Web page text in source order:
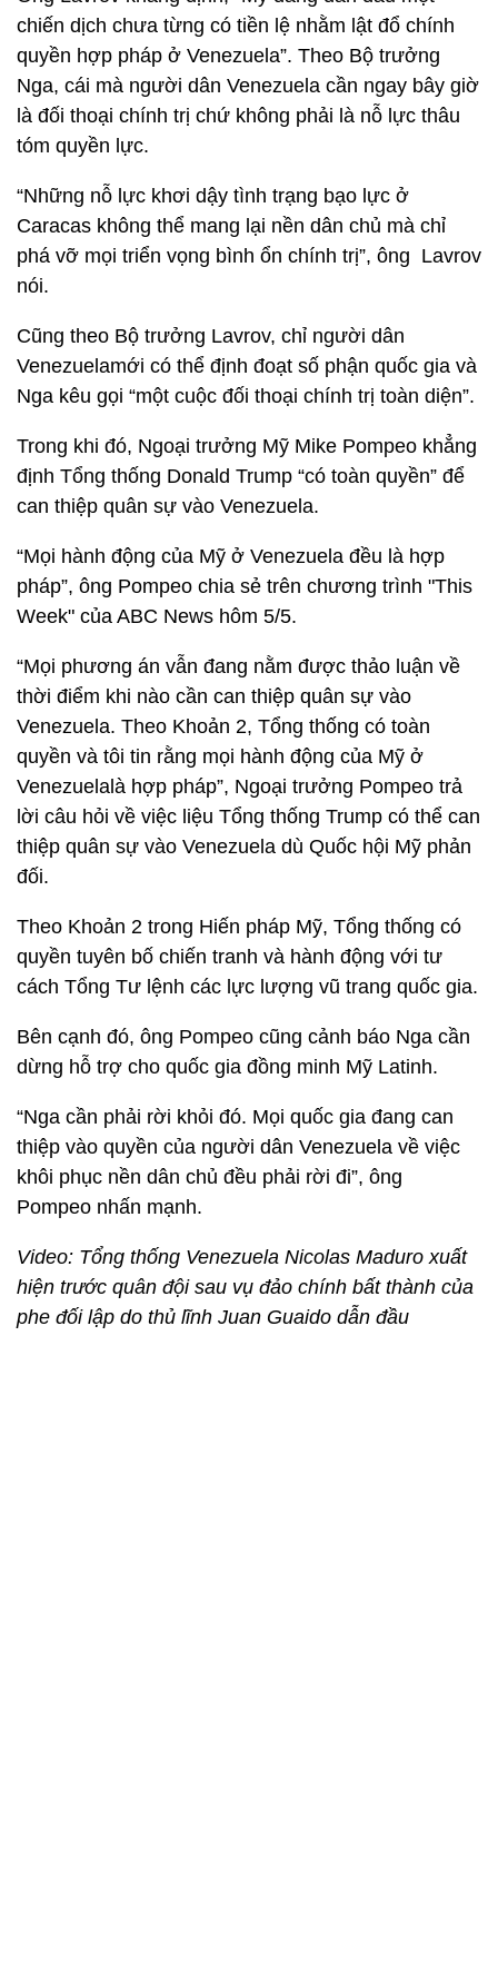
chiến dịch chưa từng có tiền lệ nhằm lật đổ chính
quyền hợp pháp ở Venezuela”. Theo Bộ trưởng
Nga, cái mà người dân Venezuela cần ngay bây giờ
là đối thoại chính trị chứ không phải là nỗ lực thâu
tóm quyền lực.
“Những nỗ lực khơi dậy tình trạng bạo lực ở
Caracas không thể mang lại nền dân chủ mà chỉ
phá vỡ mọi triển vọng bình ổn chính trị”, ông Lavrov
nói.
Cũng theo Bộ trưởng Lavrov, chỉ người dân
Venezuelamới có thể định đoạt số phận quốc gia và
Nga kêu gọi “một cuộc đối thoại chính trị toàn diện”.
Trong khi đó, Ngoại trưởng Mỹ Mike Pompeo khẳng
định Tổng thống Donald Trump “có toàn quyền” để
can thiệp quân sự vào Venezuela.
“Mọi hành động của Mỹ ở Venezuela đều là hợp
pháp”, ông Pompeo chia sẻ trên chương trình "This
Week" của ABC News hôm 5/5.
“Mọi phương án vẫn đang nằm được thảo luận về
thời điểm khi nào cần can thiệp quân sự vào
Venezuela. Theo Khoản 2, Tổng thống có toàn
quyền và tôi tin rằng mọi hành động của Mỹ ở
Venezuelalà hợp pháp”, Ngoại trưởng Pompeo trả
lời câu hỏi về việc liệu Tổng thống Trump có thể can
thiệp quân sự vào Venezuela dù Quốc hội Mỹ phản
đối.
Theo Khoản 2 trong Hiến pháp Mỹ, Tổng thống có
quyền tuyên bố chiến tranh và hành động với tư
cách Tổng Tư lệnh các lực lượng vũ trang quốc gia.
Bên cạnh đó, ông Pompeo cũng cảnh báo Nga cần
dừng hỗ trợ cho quốc gia đồng minh Mỹ Latinh.
“Nga cần phải rời khỏi đó. Mọi quốc gia đang can
thiệp vào quyền của người dân Venezuela về việc
khôi phục nền dân chủ đều phải rời đi”, ông
Pompeo nhấn mạnh.
Video: Tổng thống Venezuela Nicolas Maduro xuất
hiện trước quân đội sau vụ đảo chính bất thành của
phe đối lập do thủ lĩnh Juan Guaido dẫn đầu